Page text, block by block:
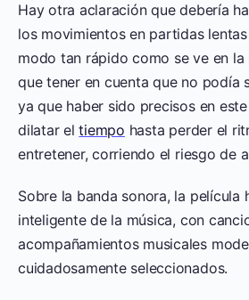
Hay otra aclaración que debería
los movimientos en partidas
modo tan rápido como se ve en la
que tener en cuenta que no podía
ya que haber sido precisos en
dilatar eltiempo hasta perder el
entretener, corriendo el riesgo de
Sobre la banda sonora, la película
inteligente de la música, con
acompañamientos musicales
cuidadosamente seleccionados.